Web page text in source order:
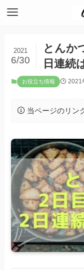
とんか
日連続
2021
6/30
お役立ち情報 2021
当ページのリン